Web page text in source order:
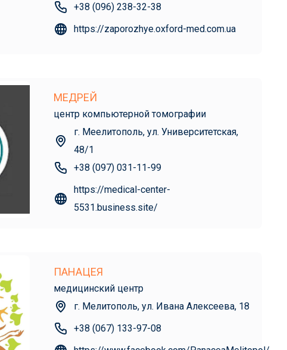
+38 (096) 238-32-38
https://zaporozhye.oxford-med.com.ua
МЕДРЕЙ
центр компьютерной томографии
г. Меелитополь, ул. Университетская,
48/1
+38 (097) 031-11-99
https://medical-center-
5531.business.site/
ПАНАЦЕЯ
медицинский центр
г. Мелитополь, ул. Ивана Алексеева, 18
+38 (067) 133-97-08